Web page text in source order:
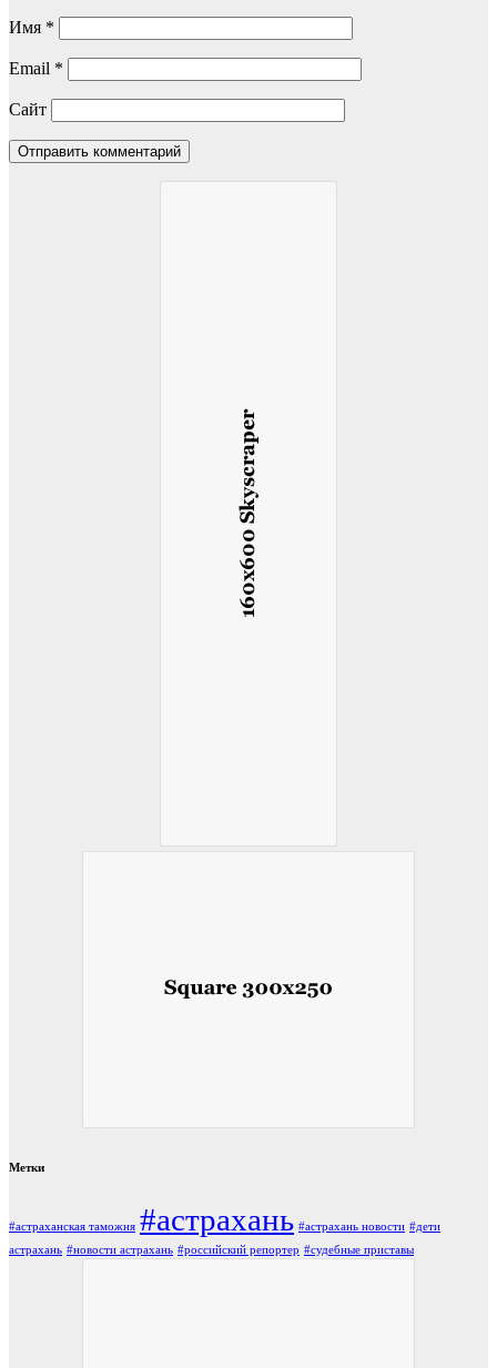
Имя *
Email *
Сайт
Метки
#астраханская таможня #астрахань #астрахань новости #дети
астрахань #новости астрахань #российский репортер #судебные приставы